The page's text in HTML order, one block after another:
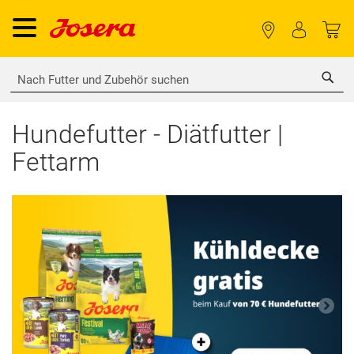
Hundefutter - Diätfutter |
Fettarm